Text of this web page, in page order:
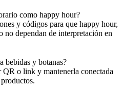
como happy hour?
y códigos para que happy hour,
no dependan de interpretación en
bebidas y botanas?
QR o link y mantenerla conectada